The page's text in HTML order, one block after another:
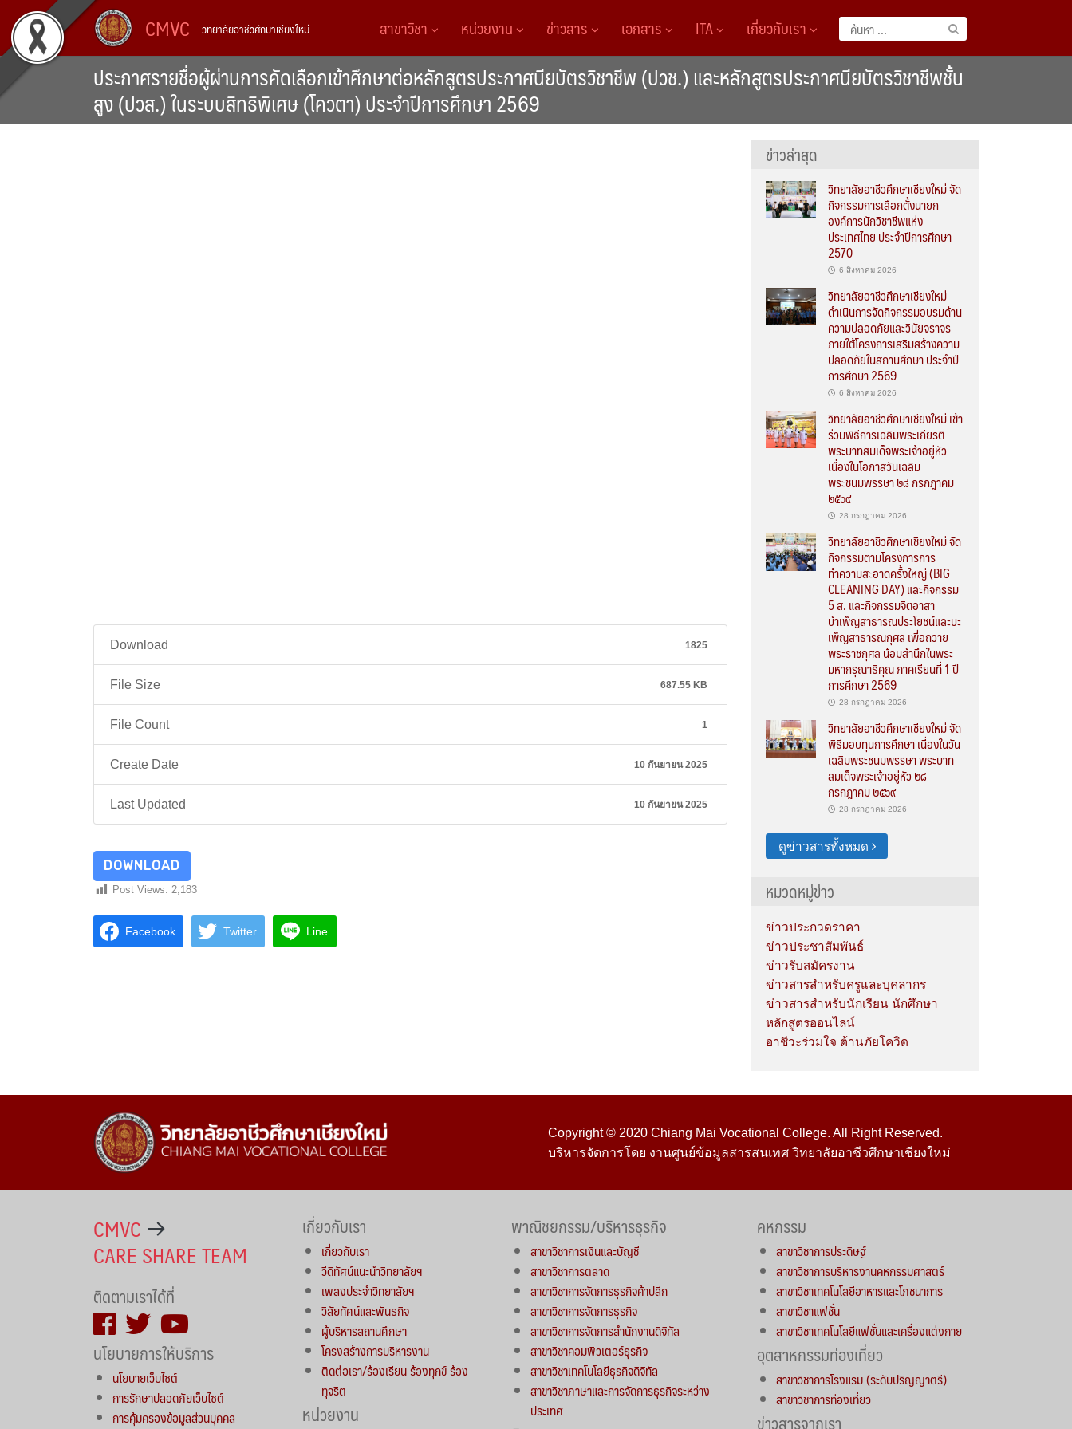
content
CMVC วิทยาลัยอาชีวศึกษาเชียงใหม่
ค้นหา
สำหรับ:
สาขาวิชา หน่วยงาน ข่าวสาร เอกสาร ITA เกี่ยวกับเรา
ประกาศรายชื่อผู้ผ่านการคัดเลือกเข้าศึกษาต่อหลักสูตรประกาศนียบัตรวิชาชีพ (ปวช.) และหลักสูตรประกาศนียบัตรวิชาชีพชั้น
สูง (ปวส.) ในระบบสิทธิพิเศษ (โควตา) ประจำปีการศึกษา 2569
Download 1825
File Size 687.55 KB
File Count 1
Create Date 10 กันยายน 2025
Last Updated 10 กันยายน 2025
DOWNLOAD
Post Views: 2,183
Facebook Twitter Line
ข่าวล่าสุด
วิทยาลัยอาชีวศึกษาเชียงใหม่ จัด
กิจกรรมการเลือกตั้งนายก
องค์การนักวิชาชีพแห่ง
ประเทศไทย ประจำปีการศึกษา
2570
6 สิงหาคม 2026
วิทยาลัยอาชีวศึกษาเชียงใหม่
ดำเนินการจัดกิจกรรมอบรมด้าน
ความปลอดภัยและวินัยจราจร
ภายใต้โครงการเสริมสร้างความ
ปลอดภัยในสถานศึกษา ประจำปี
การศึกษา 2569
6 สิงหาคม 2026
วิทยาลัยอาชีวศึกษาเชียงใหม่ เข้า
ร่วมพิธีการเฉลิมพระเกียรติ
พระบาทสมเด็จพระเจ้าอยู่หัว
เนื่องในโอกาสวันเฉลิม
พระชนมพรรษา ๒๘ กรกฎาคม
๒๕๖๙
28 กรกฎาคม 2026
วิทยาลัยอาชีวศึกษาเชียงใหม่ จัด
กิจกรรมตามโครงการการ
ทำความสะอาดครั้งใหญ่ (BIG
CLEANING DAY) และกิจกรรม
5 ส. และกิจกรรมจิตอาสา
บำเพ็ญสาธารณประโยชน์และบะ
เพ็ญสาธารณกุศล เพื่อถวาย
พระราชกุศล น้อมสำนึกในพระ
มหากรุณาธิคุณ ภาคเรียนที่ 1 ปี
การศึกษา 2569
28 กรกฎาคม 2026
วิทยาลัยอาชีวศึกษาเชียงใหม่ จัด
พิธีมอบทุนการศึกษา เนื่องในวัน
เฉลิมพระชนมพรรษา พระบาท
สมเด็จพระเจ้าอยู่หัว ๒๘
กรกฎาคม ๒๕๖๙
28 กรกฎาคม 2026
ดูข่าวสารทั้งหมด
หมวดหมู่ข่าว
ข่าวประกวดราคา
ข่าวประชาสัมพันธ์
ข่าวรับสมัครงาน
ข่าวสารสำหรับครูและบุคลากร
ข่าวสารสำหรับนักเรียน นักศึกษา
หลักสูตรออนไลน์
อาชีวะร่วมใจ ต้านภัยโควิด
Copyright © 2020 Chiang Mai Vocational College. All Right Reserved.
บริหารจัดการโดย งานศูนย์ข้อมูลสารสนเทศ วิทยาลัยอาชีวศึกษาเชียงใหม่
CMVC
CARE SHARE TEAM
ติดตามเราได้ที่
นโยบายการให้บริการ
นโยบายเว็บไซต์
การรักษาปลอดภัยเว็บไซต์
การคุ้มครองข้อมูลส่วนบุคคล
เกี่ยวกับเรา
เกี่ยวกับเรา
วีดิทัศน์แนะนำวิทยาลัยฯ
เพลงประจำวิทยาลัยฯ
วิสัยทัศน์และพันธกิจ
ผู้บริหารสถานศึกษา
โครงสร้างการบริหารงาน
ติดต่อเรา/ร้องเรียน ร้องทุกข์ ร้อง
ทุจริต
หน่วยงาน
พาณิชยกรรม/บริหารธุรกิจ
สาขาวิชาการเงินและบัญชี
สาขาวิชาการตลาด
สาขาวิชาการจัดการธุรกิจค้าปลีก
สาขาวิชาการจัดการธุรกิจ
สาขาวิชาการจัดการสำนักงานดิจิทัล
สาขาวิชาคอมพิวเตอร์ธุรกิจ
สาขาวิชาเทคโนโลยีธุรกิจดิจิทัล
สาขาวิชาภาษาและการจัดการธุรกิจระหว่าง
ประเทศ
คหกรรม
สาขาวิชาการประดิษฐ์
สาขาวิชาการบริหารงานคหกรรมศาสตร์
สาขาวิชาเทคโนโลยีอาหารและโภชนาการ
สาขาวิชาแฟชั่น
สาขาวิชาเทคโนโลยีแฟชั่นและเครื่องแต่งกาย
อุตสาหกรรมท่องเที่ยว
สาขาวิชาการโรงแรม (ระดับปริญญาตรี)
สาขาวิชาการท่องเที่ยว
ข่าวสารจากเรา